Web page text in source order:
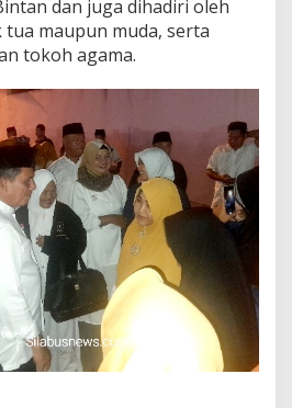
dan juga dihadiri oleh
maupun muda, serta
tokoh agama.